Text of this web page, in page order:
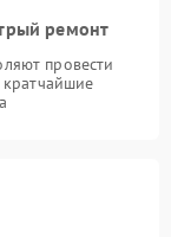
ремонт
провести
кратчайшие